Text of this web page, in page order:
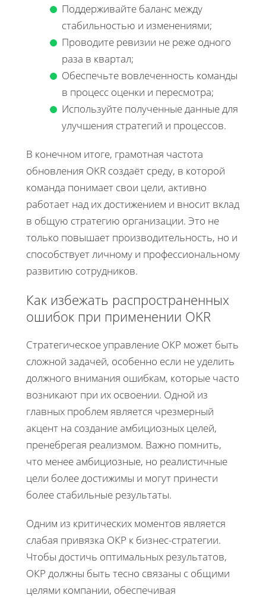
Поддерживайте баланс между
стабильностью и изменениями;
Проводите ревизии не реже одного
раза в квартал;
Обеспечьте вовлеченность команды
в процесс оценки и пересмотра;
Используйте полученные данные для
улучшения стратегий и процессов.
В конечном итоге, грамотная частота
обновления OKR создаёт среду, в которой
команда понимает свои цели, активно
работает над их достижением и вносит вклад
в общую стратегию организации. Это не
только повышает производительность, но и
способствует личному и профессиональному
развитию сотрудников.
Как избежать распространенных
ошибок при применении OKR
Стратегическое управление ОКР может быть
сложной задачей, особенно если не уделить
должного внимания ошибкам, которые часто
возникают при их освоении. Одной из
главных проблем является чрезмерный
акцент на создание амбициозных целей,
пренебрегая реализмом. Важно помнить,
что менее амбициозные, но реалистичные
цели более достижимы и могут принести
более стабильные результаты.
Одним из критических моментов является
слабая привязка ОКР к бизнес-стратегии.
Чтобы достичь оптимальных результатов,
ОКР должны быть тесно связаны с общими
целями компании, обеспечивая